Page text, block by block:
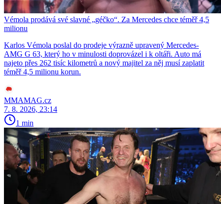
Vémola prodává své slavné „géčko“. Za Mercedes chce téměř 4,5
milionu
Karlos Vémola poslal do prodeje výrazně upravený Mercedes-
AMG G 63, který ho v minulosti doprovázel i k oltáři. Auto má
najeto přes 262 tisíc kilometrů a nový majitel za něj musí zaplatit
téměř 4,5 milionu korun.
MMAMAG.cz
7. 8. 2026, 23:14
1 min